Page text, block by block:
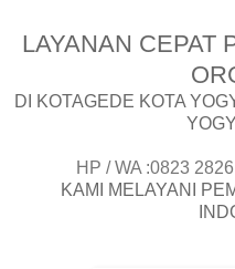
LAYANAN CEPAT
DI KOTAGEDE KOTA
HP / WA :0823
KAMI MELAYANI